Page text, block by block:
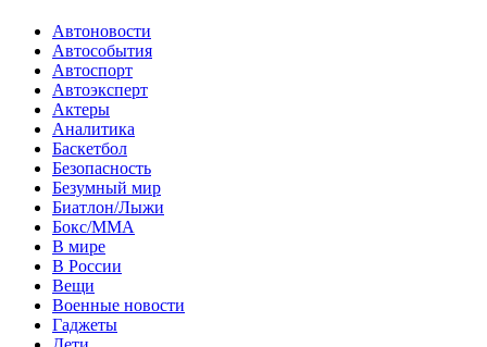
Автоновости
Автособытия
Автоспорт
Автоэксперт
Актеры
Аналитика
Баскетбол
Безопасность
Безумный мир
Биатлон/Лыжи
Бокс/MMA
В мире
В России
Вещи
Военные новости
Гаджеты